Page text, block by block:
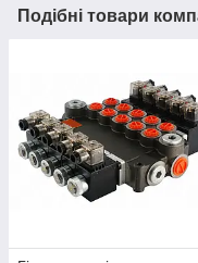
Подібні товари